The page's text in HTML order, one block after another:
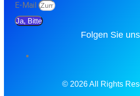
E-Mail
Ja, Bitte
Folgen Sie uns
© 2026 All Rights